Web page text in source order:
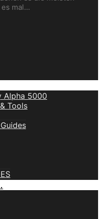
Alpha 5000
Tools
es mal…